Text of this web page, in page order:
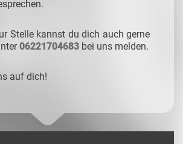
Stelle kannst du dich auch gerne
06221704683 bei uns melden.
auf dich!